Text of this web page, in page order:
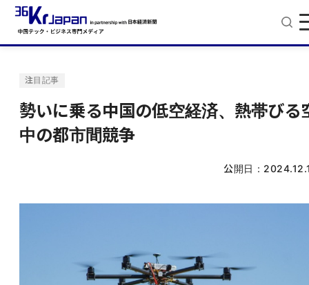
注目記事
勢いに乗る中国の低空経済、熱帯びる
中の都市間競争
公開日：